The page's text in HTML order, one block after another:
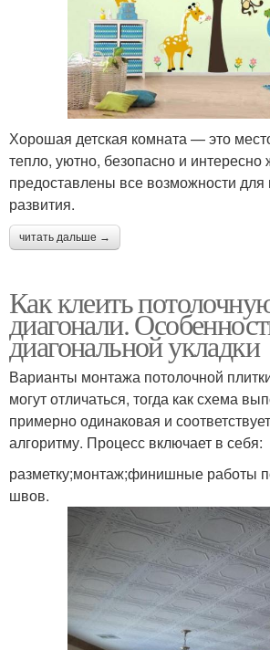
Хорошая детская комната — это
тепло, уютно, безопасно и интересно
предоставлены все возможности для
развития.
читать дальше →
Как клеить
диагонали.
диагональной укладки
Варианты монтажа потолочной
могут отличаться, тогда как схема
примерно одинаковая и
алгоритму. Процесс включает в себя:
разметку;монтаж;финишные работы
швов.